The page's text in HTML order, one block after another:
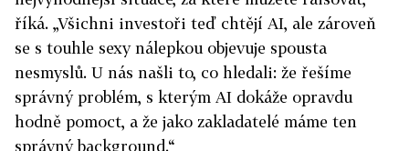
říká. „Všichni investoři teď chtějí AI, ale zároveň
se s touhle sexy nálepkou objevuje spousta
nesmyslů. U nás našli to, co hledali: že řešíme
správný problém, s kterým AI dokáže opravdu
hodně pomoct, a že jako zakladatelé máme ten
správný background.“